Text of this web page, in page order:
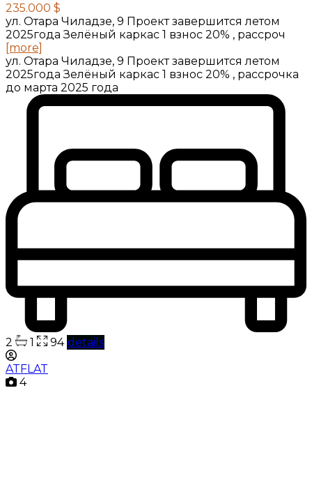
235.000 $
ул. Отара Чиладзе, 9 Проект завершится летом
2025года Зелёный каркас 1 взнос 20% , рассроч
[more]
ул. Отара Чиладзе, 9 Проект завершится летом
2025года Зелёный каркас 1 взнос 20% , рассрочка
до марта 2025 года
2 1 94 details
ATFLAT
4